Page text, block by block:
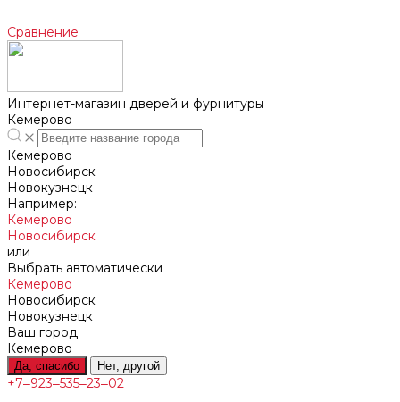
Сравнение
Интернет-магазин дверей и фурнитуры
Кемерово
Кемерово
Новосибирск
Новокузнецк
Например:
Кемерово
Новосибирск
или
Выбрать автоматически
Кемерово
Новосибирск
Новокузнецк
Ваш город
Кемерово
Да, спасибо Нет, другой
+7‒923‒535‒23‒02